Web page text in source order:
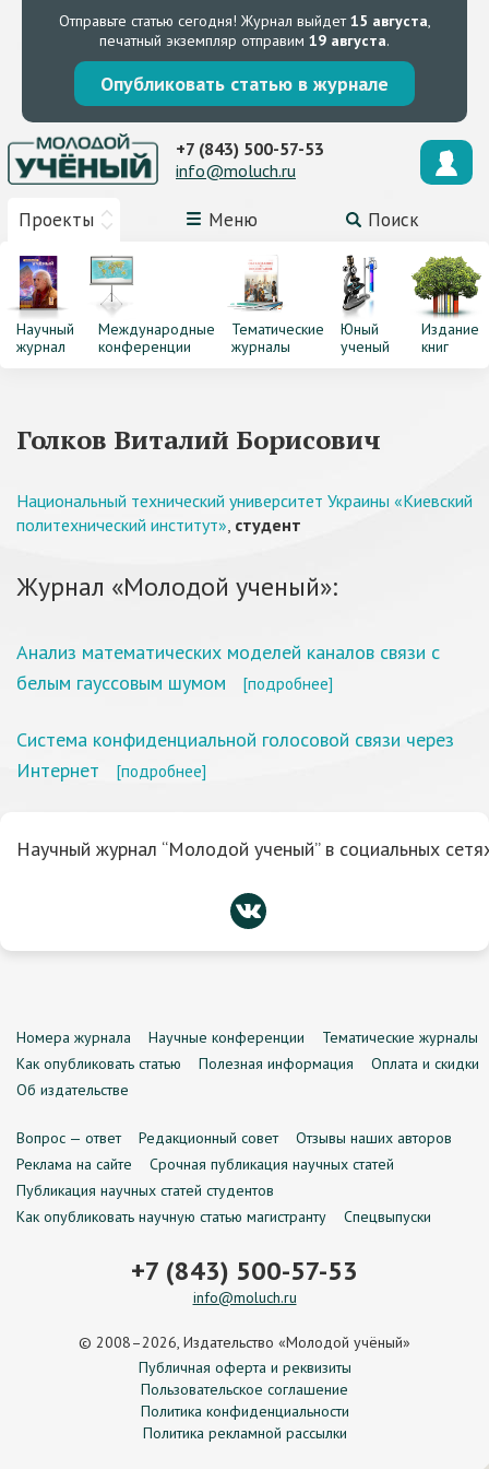
Отправьте статью сегодня! Журнал выйдет15 августа,
печатный экземпляр отправим 19 августа.
Опубликовать статью в журнале
Проекты Меню Поиск
+7 (843) 500-57-53
info@moluch.ru
Научный
журнал
Международные
конференции
Тематические
журналы
Юный
ученый
Издание
книг
Голков Виталий Борисович
Национальный технический университет Украины «Киевский
политехнический институт», студент
Журнал «Молодой ученый»:
Анализ математических моделей каналов связи с
белым гауссовым шумом
[подробнее]
Система конфиденциальной голосовой связи через
Интернет
[подробнее]
Научный журнал “Молодой ученый” в социальных
Номера журнала Научные конференции
Тематические журналы
Как опубликовать статью
Полезная информация
Оплата и скидки
Об издательстве
Вопрос — ответ Редакционный совет
Отзывы наших авторов
Реклама на сайте
Срочная публикация научных статей
Публикация научных статей студентов
Как опубликовать научную статью магистранту
Спецвыпуски
+7 (843) 500-57-53
info@moluch.ru
© 2008–2026, Издательство «Молодой учёный»
Публичная оферта и реквизиты
Пользовательское соглашение
Политика конфиденциальности
Политика рекламной рассылки